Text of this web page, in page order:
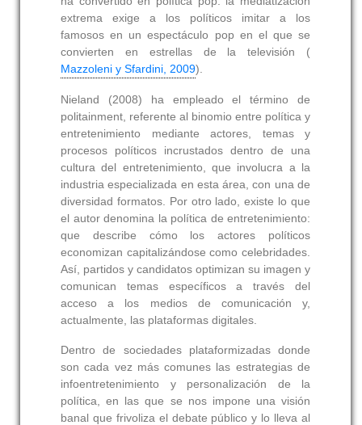
extrema exige a los políticos imitar a los
famosos en un espectáculo pop en el que se
convierten en estrellas de la televisión (
Mazzoleni y Sfardini, 2009).
Nieland (2008) ha empleado el término de
politainment, referente al binomio entre política y
entretenimiento mediante actores, temas y
procesos políticos incrustados dentro de una
cultura del entretenimiento, que involucra a la
industria especializada en esta área, con una de
diversidad formatos. Por otro lado, existe lo que
el autor denomina la política de entretenimiento:
que describe cómo los actores políticos
economizan capitalizándose como celebridades.
Así, partidos y candidatos optimizan su imagen y
comunican temas específicos a través del
acceso a los medios de comunicación y,
actualmente, las plataformas digitales.
Dentro de sociedades plataformizadas donde
son cada vez más comunes las estrategias de
infoentretenimiento y personalización de la
política, en las que se nos impone una visión
banal que frivoliza el debate público y lo lleva al